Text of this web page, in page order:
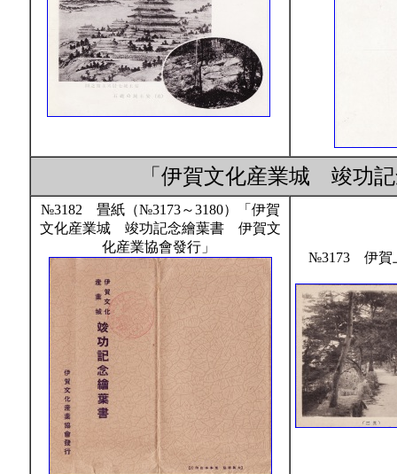
「伊賀文化産業城 竣功
№3182 畳紙（№3173～3180）「伊賀
文化産業城 竣功記念繪葉書 伊賀文
化産業協會發行」
№3173 伊賀